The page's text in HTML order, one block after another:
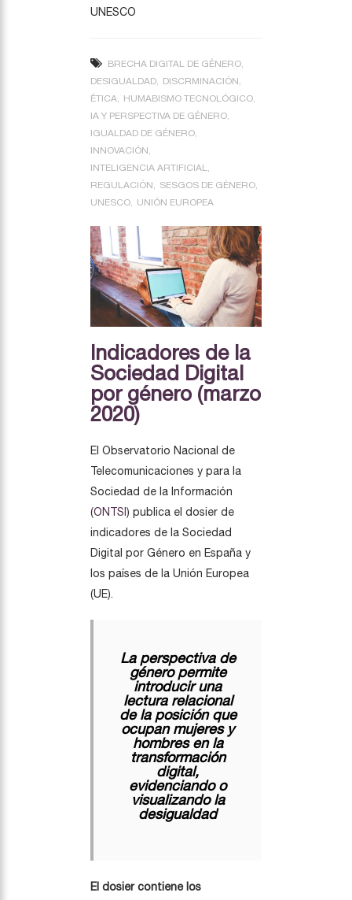
UNESCO
BRECHA DIGITAL DE GÉNERO
DESIGUALDAD
DISCRMINACIÓN
ÉTICA
HUMABISMO TECNOLÓGICO
IA Y PERSPECTIVA DE GÉNERO
IGUALDAD DE GÉNERO
INNOVACIÓN
INTELIGENCIA ARTIFICIAL
REGULACIÓN
SESGOS DE GÉNERO
UNESCO
UNIÓN EUROPEA
Indicadores de la
Sociedad Digital
por género (marzo
2020)
El Observatorio Nacional de
Telecomunicaciones y para la
Sociedad de la Información
(ONTSI ) publica el dosier de
indicadores de la Sociedad
Digital por Género en España y
los países de la Unión Europea
(UE).
La perspectiva de
género permite
introducir una
lectura relacional
de la posición que
ocupan mujeres y
hombres en la
transformación
digital,
evidenciando o
visualizando la
desigualdad
El dosier contiene los